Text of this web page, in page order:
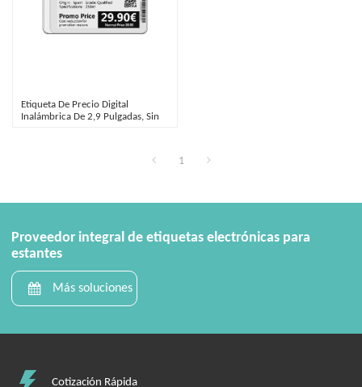
Etiqueta De Precio Digital
Inalámbrica De 2,9 Pulgadas, Sin
1
Proveedor integral de etiquetas electrónicas para
estantes
Más soluciones
Cotización Rápida